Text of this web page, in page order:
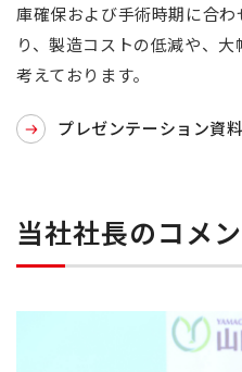
庫確保および手術時期に合
り、製造コストの低減や、
考えております。
プレゼンテーション資
当社社長のコメ